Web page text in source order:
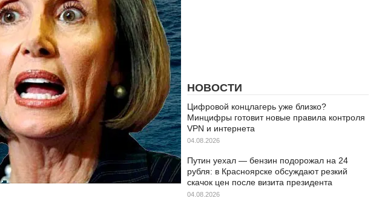
НОВОСТИ
Цифровой концлагерь уже близко?
Минцифры готовит новые правила контроля
VPN и интернета
04.08.2026
Путин уехал — бензин подорожал на 24
рубля: в Красноярске обсуждают резкий
скачок цен после визита президента
04.08.2026